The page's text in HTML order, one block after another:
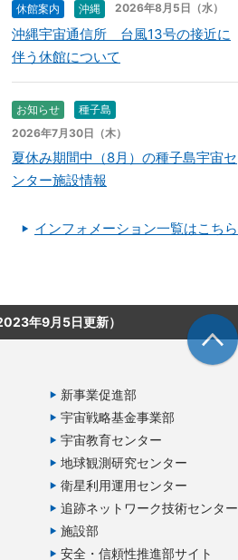
休館案内 沖縄 2026年8月5日（水）
沖縄宇宙通信所 台風13号の接近に
伴う休館について
お知らせ
種子島
2026年7月30日（木）
夏休み期間中（8月）の種子島宇宙セ
ンター施設情報
インフォメーション一覧はこちら
年9月5日更新）
新事業促進部
宇宙戦略基金事業部
宇宙教育センター
地球観測研究センター
衛星利用運用センター
追跡ネットワーク技術センター
施設部
安全・信頼性推進部サイト